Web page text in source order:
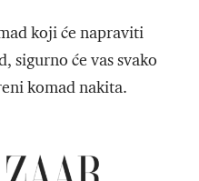
koji će napraviti
sigurno će vas svako
komad nakita.